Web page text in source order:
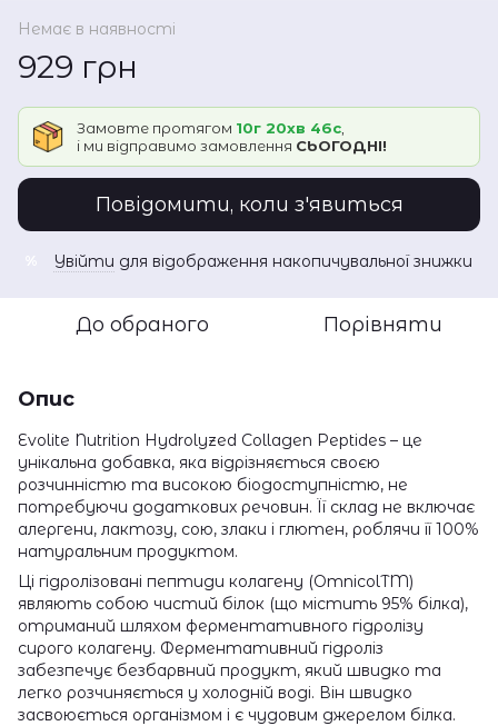
Немає в наявності
929 грн
Замовте протягом 10г 20хв 46с
і ми відправимо замовлення СЬОГОДНІ!
Повідомити, коли з'явиться
Увійти для відображення накопичувальної знижки
До обраного Порівняти
Опис
Evolite Nutrition Hydrolyzed Collagen Peptides – це
унікальна добавка, яка відрізняється своєю
розчинністю та високою біодоступністю, не
потребуючи додаткових речовин. Її склад не включає
алергени, лактозу, сою, злаки і глютен, роблячи її 100%
натуральним продуктом.
Ці гідролізовані пептиди колагену (OmnicolTM)
являють собою чистий білок (що містить 95% білка),
отриманий шляхом ферментативного гідролізу
сирого колагену. Ферментативний гідроліз
забезпечує безбарвний продукт, який швидко та
легко розчиняється у холодній воді. Він швидко
засвоюється організмом і є чудовим джерелом білка.